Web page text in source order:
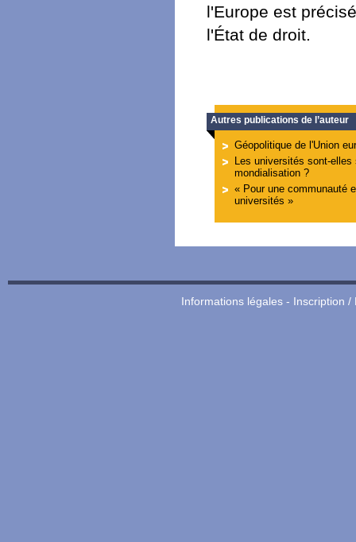
l'Europe est
l'État de droit.
Autres publications de l’auteur
Géopolitique de l'Union
Les universités sont-
mondialisation ?
« Pour une communauté
universités »
Informations légales- Inscription